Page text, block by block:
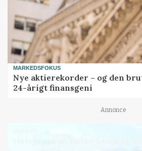
MARKEDSFOKUS
Nye aktierekorder – og den
24-årigt finansgeni
Annonce